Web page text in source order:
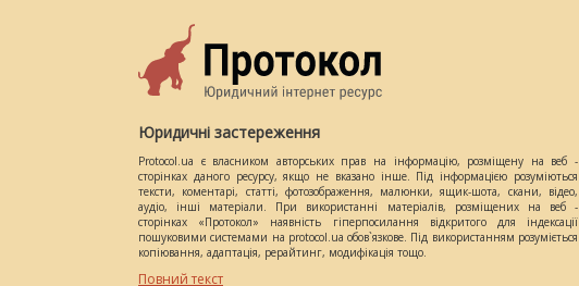
Юридичні застереження
Protocol.ua є власником авторських прав на інформацію, розміщену на веб -
сторінках даного ресурсу, якщо не вказано інше. Під інформацією розуміються
тексти, коментарі, статті, фотозображення, малюнки, ящик-шота, скани, відео,
аудіо, інші матеріали. При використанні матеріалів, розміщених на веб -
сторінках «Протокол» наявність гіперпосилання відкритого для індексації
пошуковими системами на protocol.ua обов`язкове. Під використанням розуміється
копіювання, адаптація, рерайтинг, модифікація тощо.
Повний текст